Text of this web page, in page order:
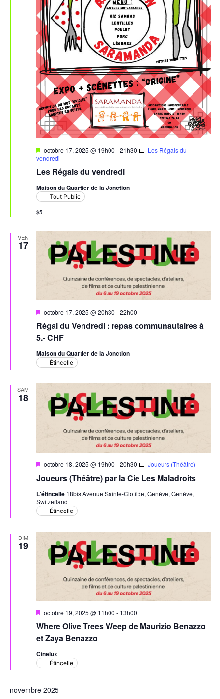
Les Régals du vendredi
Mis
en
octobre 17, 2025 @ 19h00 -21h30
Les Régals du
vendredi
Maison du Quartier de la Jonction
Tout Public
$5
VEN
17
Régal du Vendredi : repas communautaires à
5.- CHF
Mis
avant
octobre 17, 2025 @ 20h30 -22h00
Maison du Quartier de la Jonction
Étincelle
SAM
18
Joueurs (Théâtre) par la Cie Les Maladroits
Mis
avant
octobre 18, 2025 @ 19h00 -20h30 Joueurs (Théâtre)
L'étincelle 18bis Avenue Sainte-Clotilde, Genève, Genève,
Switzerland
Étincelle
DIM
19
Where Olive Trees Weep de Maurizio Benazzo
et Zaya Benazzo
Mis
avant
octobre 19, 2025 @ 11h00 - 13h00
Cinelux
Étincelle
novembre 2025